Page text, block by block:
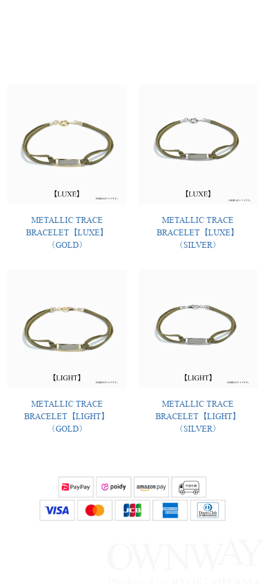
METALLIC TRACE
BRACELET【LUXE】
（GOLD）
METALLIC TRACE
BRACELET【LUXE】
（SILVER）
METALLIC TRACE
BRACELET【LIGHT】
（GOLD）
METALLIC TRACE
BRACELET【LIGHT】
（SILVER）